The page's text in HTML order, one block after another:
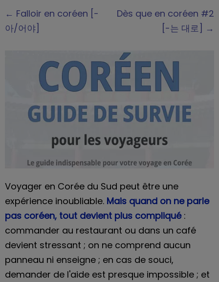
← Falloir en coréen [-
아/어야]
Dès que en coréen #2
[-는 대로] →
Voyager en Corée du Sud peut être une
expérience inoubliable. Mais quand on ne parle
pas coréen, tout devient plus compliqué :
commander au restaurant ou dans un café
devient stressant ; on ne comprend aucun
panneau ni enseigne ; en cas de souci,
demander de l'aide est presque impossible ; et